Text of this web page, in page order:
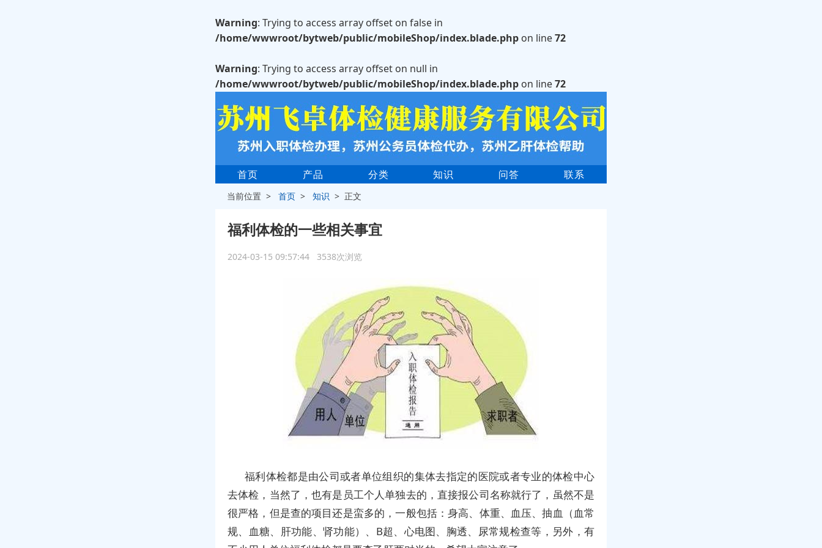
Warning: Trying to access array offset on false in
/home/wwwroot/bytweb/public/mobileShop/index.blade.php on line72
Warning: Trying to access array offset on null in
/home/wwwroot/bytweb/public/mobileShop/index.blade.php on line72
首页 产品 分类 知识 问答 联系
当前位置 >首页 >知识 > 正文
福利体检的一些相关事宜
2024-03-15 09:57:44 3538次浏览
福利体检都是由公司或者单位组织的集体去指定的医院或者专业的体检中心
去体检，当然了，也有是员工个人单独去的，直接报公司名称就行了，虽然不是
很严格，但是查的项目还是蛮多的，一般包括：身高、体重、血压、抽血（血常
规、血糖、肝功能、肾功能）、B超、心电图、胸透、尿常规检查等，另外，有